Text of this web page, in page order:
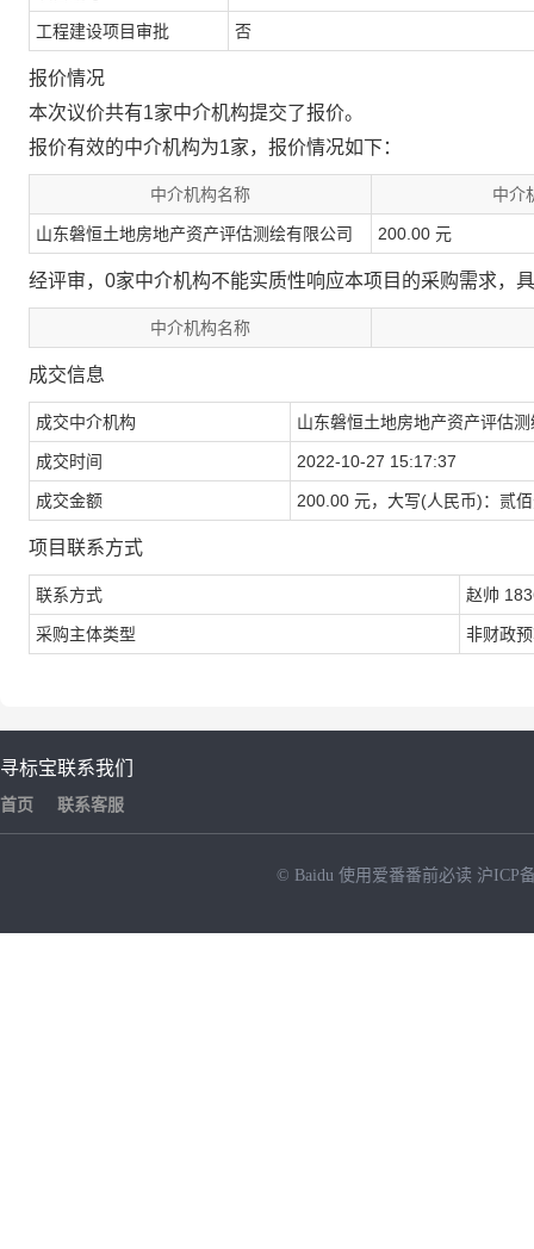
工程建设项目审批 否
报价情况
本次议价共有1家中介机构提交了报价。
报价有效的中介机构为1家，报价情况如下：
中介机构名称 中介
山东磐恒土地房地产资产评估测绘有限公司 200.00 元
经评审，0家中介机构不能实质性响应本项目的采购需求，
中介机构名称
成交信息
成交中介机构 山东磐恒土地房地产资产评估
成交时间 2022-10-27 15:17:37
成交金额 200.00 元，大写(人民币)：贰
项目联系方式
联系方式 赵帅
采购主体类型 非财政
寻标宝
首页
联系我们
联系客服
© Baidu 使用爱番番前必读 沪ICP